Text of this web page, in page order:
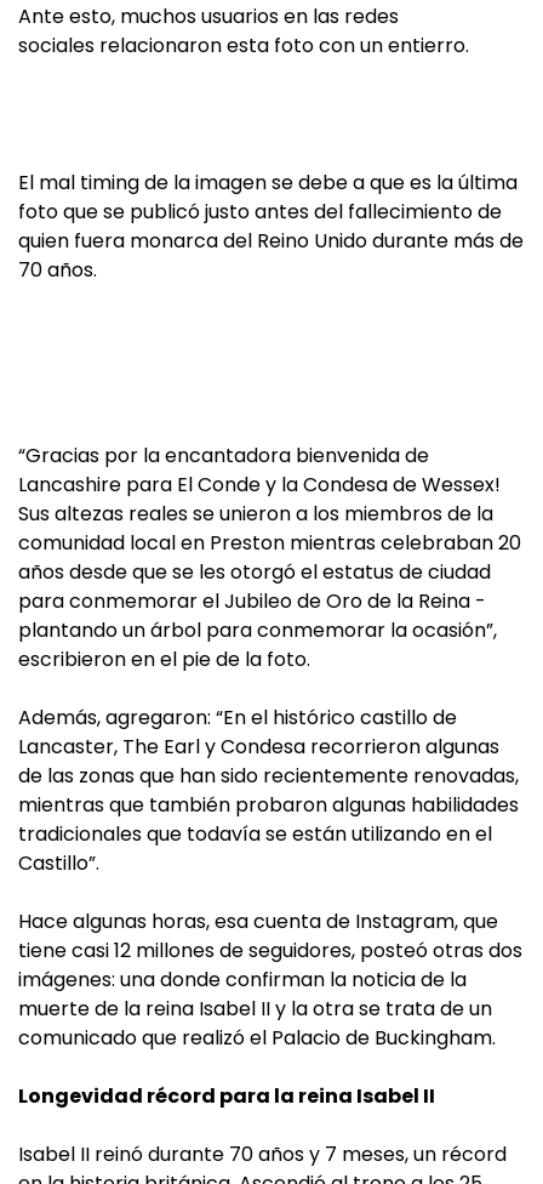
Ante esto, muchos usuarios en las redes
sociales relacionaron esta foto con un entierro.
El mal timing de la imagen se debe a que es la última
foto que se publicó justo antes del fallecimiento de
quien fuera monarca del Reino Unido durante más de
70 años.
“Gracias por la encantadora bienvenida de
Lancashire para El Conde y la Condesa de Wessex!
Sus altezas reales se unieron a los miembros de la
comunidad local en Preston mientras celebraban 20
años desde que se les otorgó el estatus de ciudad
para conmemorar el Jubileo de Oro de la Reina -
plantando un árbol para conmemorar la ocasión”,
escribieron en el pie de la foto.
Además, agregaron: “En el histórico castillo de
Lancaster, The Earl y Condesa recorrieron algunas
de las zonas que han sido recientemente renovadas,
mientras que también probaron algunas habilidades
tradicionales que todavía se están utilizando en el
Castillo”.
Hace algunas horas, esa cuenta de Instagram, que
tiene casi 12 millones de seguidores, posteó otras dos
imágenes: una donde confirman la noticia de la
muerte de la reina Isabel II y la otra se trata de un
comunicado que realizó el Palacio de Buckingham.
Longevidad récord para la reina Isabel II
Isabel II reinó durante 70 años y 7 meses, un récord